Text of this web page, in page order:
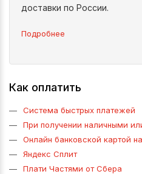
доставки по России.
Подробнее
Как оплатить
Система быстрых платежей
При получении наличными
Онлайн банковской картой
Яндекс Сплит
Плати Частями от Сбера